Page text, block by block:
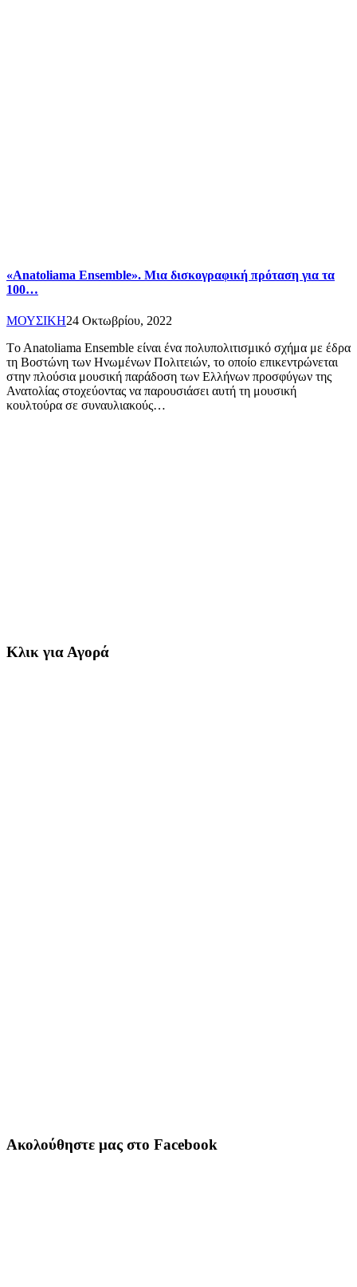
«Anatoliama Ensemble». Μια δισκογραφική πρόταση για τα
100…
ΜΟΥΣΙΚΗ24 Οκτωβρίου, 2022
Τo Anatoliama Ensemble είναι ένα πολυπολιτισμικό σχήμα με έδρα
τη Βοστώνη των Ηνωμένων Πολιτειών, το οποίο επικεντρώνεται
στην πλούσια μουσική παράδοση των Ελλήνων προσφύγων της
Ανατολίας στοχεύοντας να παρουσιάσει αυτή τη μουσική
κουλτούρα σε συναυλιακούς…
Κλικ για Αγορά
Ακολούθηστε μας στο Facebook